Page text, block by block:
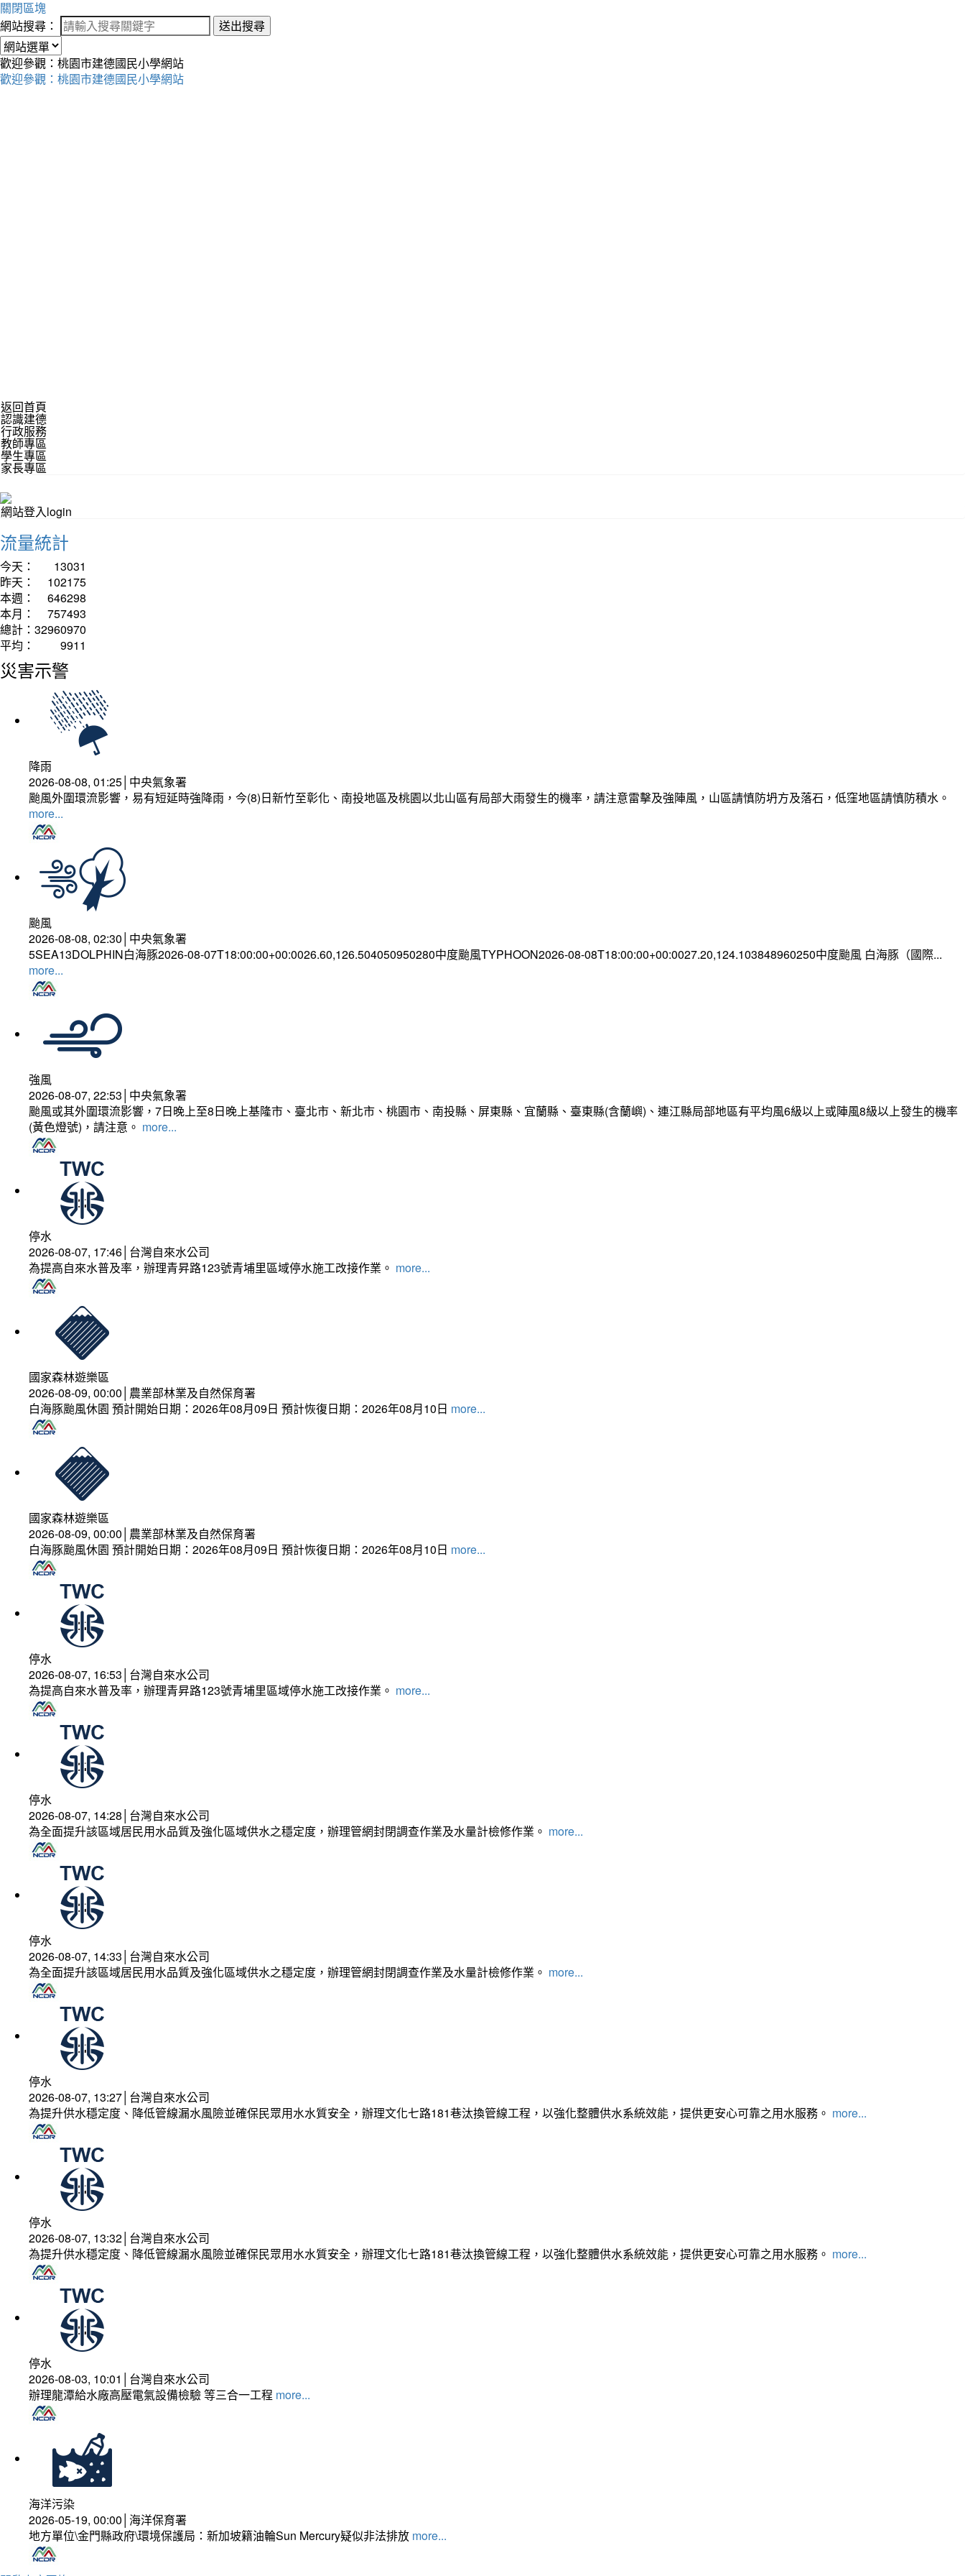
關閉區塊
網站搜尋：
送出搜尋
歡迎參觀：桃園市建德國民小學網站
歡迎參觀：桃園市建德國民小學網站
返回首頁
認識建德
行政服務
教師專區
學生專區
家長專區
網站登入login
流量統計
今天：
13031
昨天：
102175
本週：
646298
本月：
757493
總計： 32960970
平均：
9911
災害示警
降雨
2026-08-08, 01:25│中央氣象署
颱風外圍環流影響，易有短延時強降雨，今(8)日新竹至彰化、南投地區及桃園以北山區有局部大雨發生的機率，請注意雷擊及強陣風，山區請慎防坍方及落石，低窪地區請慎防積水。
more...
颱風
2026-08-08, 02:30│中央氣象署
5SEA13DOLPHIN白海豚2026-08-07T18:00:00+00:0026.60,126.504050950280中度颱風TYPHOON2026-08-08T18:00:00+00:0027.20,124.103848960250中度颱風 白海豚（國際...
more...
強風
2026-08-07, 22:53│中央氣象署
颱風或其外圍環流影響，7日晚上至8日晚上基隆市、臺北市、新北市、桃園市、南投縣、屏東縣、宜蘭縣、臺東縣(含蘭嶼)、連江縣局部地區有平均風6級以上或陣風8級以上發生的機率
(黃色燈號)，請注意。 more...
停水
2026-08-07, 17:46│台灣自來水公司
為提高自來水普及率，辦理青昇路123號青埔里區域停水施工改接作業。 more...
國家森林遊樂區
2026-08-09, 00:00│農業部林業及自然保育署
白海豚颱風休園 預計開始日期：2026年08月09日 預計恢復日期：2026年08月10日 more...
國家森林遊樂區
2026-08-09, 00:00│農業部林業及自然保育署
白海豚颱風休園 預計開始日期：2026年08月09日 預計恢復日期：2026年08月10日 more...
停水
2026-08-07, 16:53│台灣自來水公司
為提高自來水普及率，辦理青昇路123號青埔里區域停水施工改接作業。 more...
停水
2026-08-07, 14:28│台灣自來水公司
為全面提升該區域居民用水品質及強化區域供水之穩定度，辦理管網封閉調查作業及水量計檢修作業。 more...
停水
2026-08-07, 14:33│台灣自來水公司
為全面提升該區域居民用水品質及強化區域供水之穩定度，辦理管網封閉調查作業及水量計檢修作業。 more...
停水
2026-08-07, 13:27│台灣自來水公司
為提升供水穩定度、降低管線漏水風險並確保民眾用水水質安全，辦理文化七路181巷汰換管線工程，以強化整體供水系統效能，提供更安心可靠之用水服務。 more...
停水
2026-08-07, 13:32│台灣自來水公司
為提升供水穩定度、降低管線漏水風險並確保民眾用水水質安全，辦理文化七路181巷汰換管線工程，以強化整體供水系統效能，提供更安心可靠之用水服務。 more...
停水
2026-08-03, 10:01│台灣自來水公司
辦理龍潭給水廠高壓電氣設備檢驗 等三合一工程 more...
海洋污染
2026-05-19, 00:00│海洋保育署
地方單位\金門縣政府\環境保護局：新加坡籍油輪Sun Mercury疑似非法排放 more...